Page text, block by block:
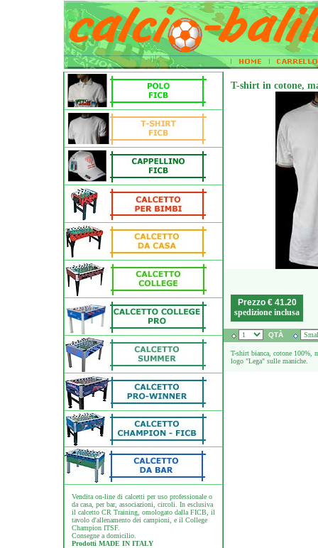
Vendita on-line di calcetti per uso professionale o
da casa, per bar, associazioni, circoli. In esclusiva
il calcetto CR Training, omologato dalla FICB, il
tavolo d'allenamento dei campioni, e il College
Champion ITSF.
Consegne a domicilio.
Prodotti MADE IN ITALY
T-shirt in cotone,
Prezzo € 41.20
spedizione inclusa
QTÀ
T-shirt bianca, cotone 100%,
logo "Lega" sulle maniche.